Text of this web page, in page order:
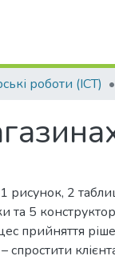
роботи (ІСТ)
рисунок, 2
та 5
прийняття
спростити